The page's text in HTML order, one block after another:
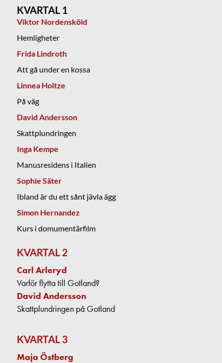
KVARTAL 1
Viktor Nordensköld
Hemligheter
Frida Lindroth
Att gå under en kossa
Linnea Holtze
På väg
David Andersson
Skattplundringen
Inga Kempe
Manusresidens i Italien
Sophie Säter
Ibland är du ett sånt jävla ägg
Simon Hernandez
Kurs i domumentärfilm
KVARTAL 2
Carl Arleryd
Varför flytta till Gotland?
David Andersson
Skattplundringen på Gotland
KVARTAL 3
Maja Östberg